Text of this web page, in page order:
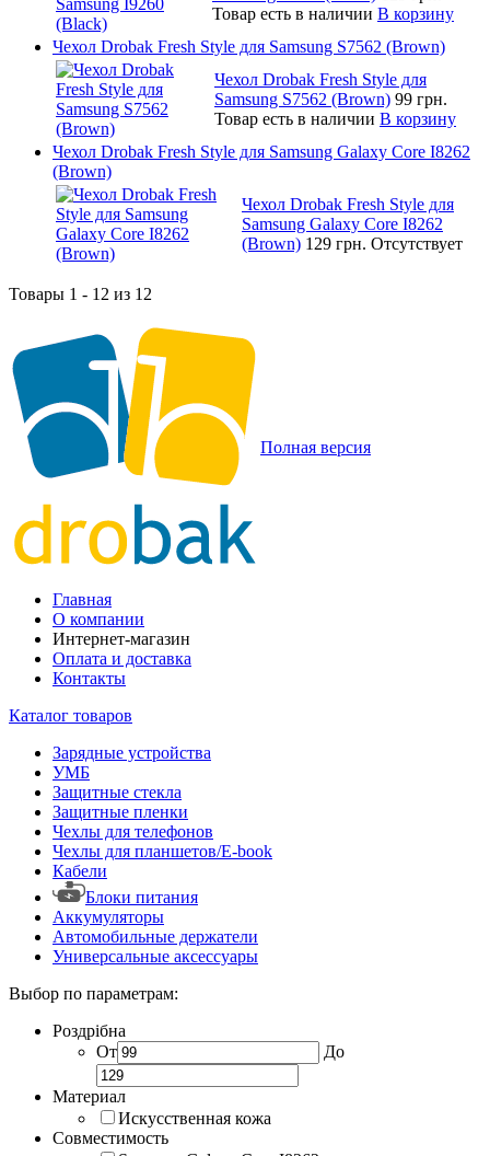
Товар есть в наличии В корзину
Чехол Drobak Fresh Style для Samsung S7562 (Brown)
Чехол Drobak Fresh Style для
Samsung S7562 (Brown) 99 грн.
Товар есть в наличии В корзину
Чехол Drobak Fresh Style для Samsung Galaxy Core I8262
(Brown)
Чехол Drobak Fresh Style для
Samsung Galaxy Core I8262
(Brown) 129 грн. Отсутствует
Товары 1 - 12 из 12
Полная версия
Главная
О компании
Интернет-магазин
Оплата и доставка
Контакты
Каталог товаров
Зарядные устройства
УМБ
Защитные стекла
Защитные пленки
Чехлы для телефонов
Чехлы для планшетов/E-book
Кабели
Блоки питания
Аккумуляторы
Автомобильные держатели
Универсальные аксессуары
Выбор по параметрам:
Роздрібна
От
До
Материал
Искусственная кожа
Совместимость